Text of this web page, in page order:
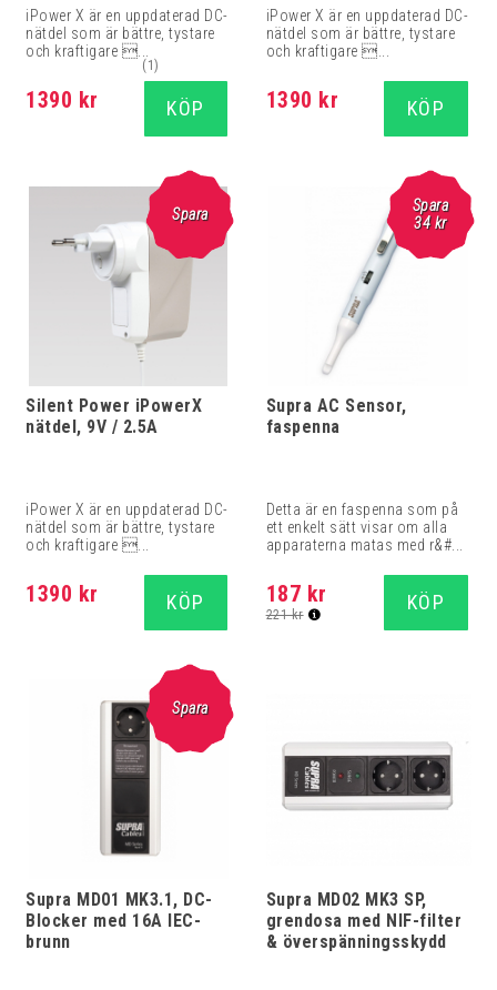
iPower X är en uppdaterad DC-
nätdel som är bättre, tystare
och kraftigare ...
(1)
1390 kr KÖP
iPower X är en uppdaterad DC-
nätdel som är bättre, tystare
och kraftigare ...
1390 kr KÖP
Spara
Silent Power iPowerX
nätdel, 9V / 2.5A
iPower X är en uppdaterad DC-
nätdel som är bättre, tystare
och kraftigare ...
1390 kr KÖP
Spara
34kr
Supra AC Sensor,
faspenna
Detta är en faspenna som på
ett enkelt sätt visar om alla
apparaterna matas med r&#...
187 kr
221 kr
KÖP
Spara
Supra MD01 MK3.1, DC-
Blocker med 16A IEC-
brunn
Supra MD02 MK3 SP,
grendosa med NIF-filter
& överspänningsskydd